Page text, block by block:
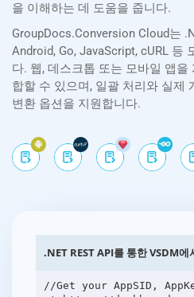
을 이해하는 데 도움을 줍니다.
GroupDocs.Conversion Cloud는
Android, Go, JavaScript, cURL 등
다. 웹, 데스크톱 또는 모바일 앱을
합할 수 있으며, 일괄 처리와 실제
변환 옵션을 지원합니다.
.NET REST API를 통한 VSDM에
//Get your AppSID,